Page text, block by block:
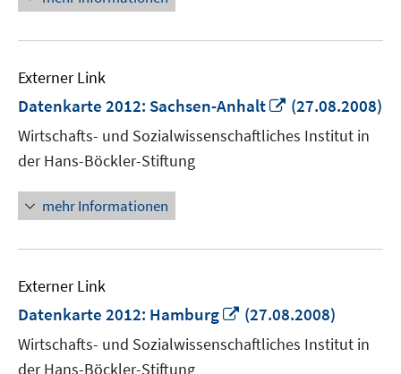
Externer Link
Datenkarte 2012: Sachsen-Anhalt
In
neuem
Fenster
(27.08.2008)
Wirtschafts- und Sozialwissenschaftliches Institut in
der Hans-Böckler-Stiftung
mehr Informationen
Externer Link
Datenkarte 2012: Hamburg
In
neuem
Fenster
(27.08.2008)
Wirtschafts- und Sozialwissenschaftliches Institut in
der Hans-Böckler-Stiftung